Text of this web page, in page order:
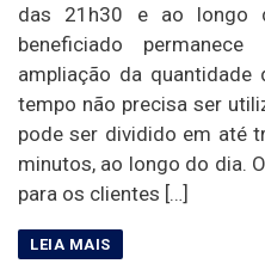
das 21h30 e ao longo
beneficiado
ampliação da quantidade
tempo não precisa ser
pode ser dividido em até
minutos, ao longo do dia.
para os clientes […]